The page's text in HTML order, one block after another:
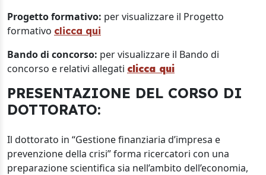
Progetto formativo: per visualizzare il Progetto
formativo clicca qui
Bando di concorso: per visualizzare il Bando di
concorso e relativi allegati clicca qui
PRESENTAZIONE DEL CORSO DI
DOTTORATO:
Il dottorato in “Gestione finanziaria d’impresa e
prevenzione della crisi” forma ricercatori con una
preparazione scientifica sia nell’ambito dell’economia,